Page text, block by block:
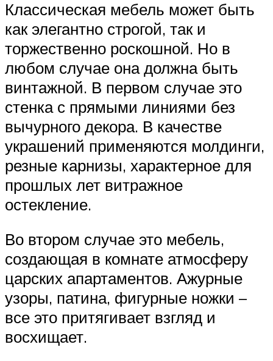
Классическая мебель может быть
как элегантно строгой, так и
торжественно роскошной. Но в
любом случае она должна быть
винтажной. В первом случае это
стенка с прямыми линиями без
вычурного декора. В качестве
украшений применяются молдинги,
резные карнизы, характерное для
прошлых лет витражное
остекление.
Во втором случае это мебель,
создающая в комнате атмосферу
царских апартаментов. Ажурные
узоры, патина, фигурные ножки –
все это притягивает взгляд и
восхищает.